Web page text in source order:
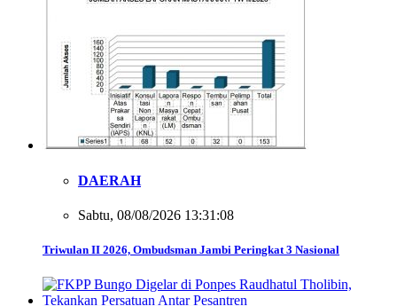
DAERAH
Sabtu, 08/08/2026 13:31:08
Triwulan II 2026, Ombudsman Jambi Peringkat 3 Nasional